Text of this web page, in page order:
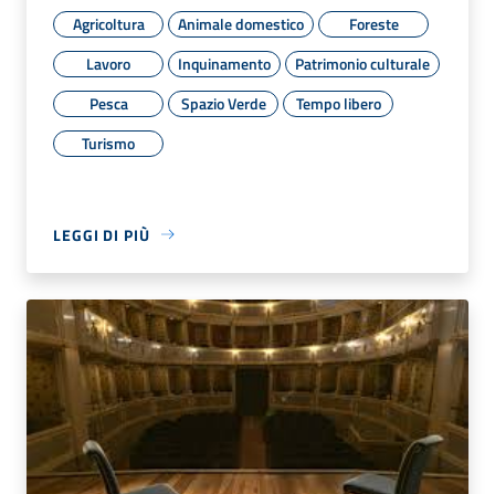
Agricoltura Animale domestico
Foreste
Lavoro
Inquinamento
Patrimonio culturale
Pesca
Spazio Verde
Tempo libero
Turismo
LEGGI DI PIÙ